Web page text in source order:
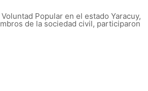
Popular en el estado Yaracuy,
de la sociedad civil, participaron